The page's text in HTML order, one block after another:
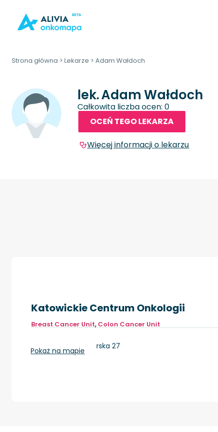
Strona główna > Lekarze > Adam Wałdoch
lek.Adam Wałdoch
Całkowita liczba ocen: 0
OCEŃ TEGO LEKARZA
Więcej informacji o lekarzu
Katowickie Centrum Onkologii
Breast Cancer Unit, Colon Cancer Unit
Katowice, Raciborska 27
Pokaż na mapie